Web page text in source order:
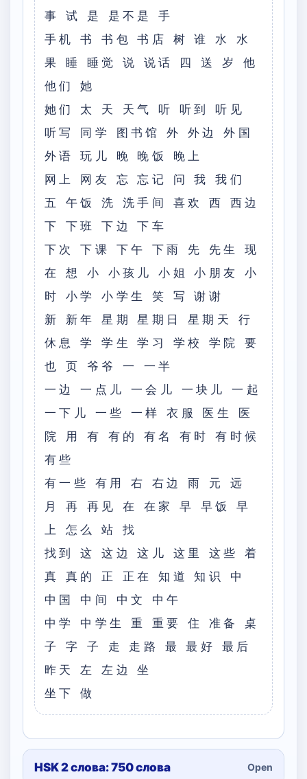
事 试 是 是不是 手
手机 书 书包 书店 树 谁 水 水
果 睡 睡觉 说 说话 四 送 岁 他
他们 她
她们 太 天 天气 听 听到 听见
听写 同学 图书馆 外 外边 外国
外语 玩儿 晚 晚饭 晚上
网上 网友 忘 忘记 问 我 我们
五 午饭 洗 洗手间 喜欢 西 西边
下 下班 下边 下车
下次 下课 下午 下雨 先 先生 现
在 想 小 小孩儿 小姐 小朋友 小
时 小学 小学生 笑 写 谢谢
新 新年 星期 星期日 星期天 行
休息 学 学生 学习 学校 学院 要
也 页 爷爷 一 一半
一边 一点儿 一会儿 一块儿 一起
一下儿 一些 一样 衣服 医生 医
院 用 有 有的 有名 有时 有时候
有些
有一些 有用 右 右边 雨 元 远
月 再 再见 在 在家 早 早饭 早
上 怎么 站 找
找到 这 这边 这儿 这里 这些 着
真 真的 正 正在 知道 知识 中
中国 中间 中文 中午
中学 中学生 重 重要 住 准备 桌
子 字 子 走 走路 最 最好 最后
昨天 左 左边 坐
坐下 做
HSK 2 слова: 750 слова Open